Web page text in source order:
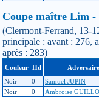
Coupe maître Lim -
(Clermont-Ferrand, 13-
principale : avant : 276,
après : 283)
Couleur Hd Adversaire
Noir
0 Samuel JUPIN
Noir
0 Ambroise